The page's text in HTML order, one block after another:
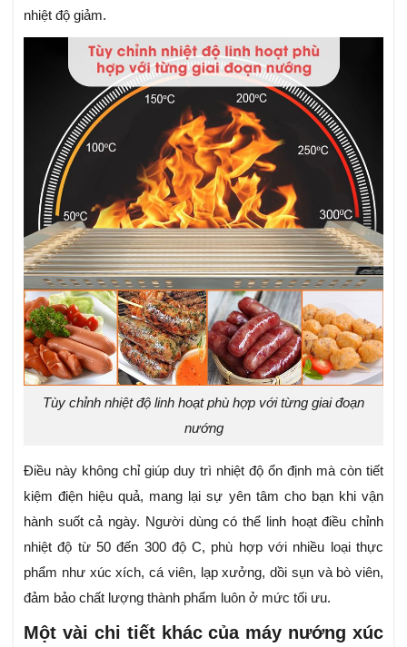
nhiệt độ giảm.
Tùy chỉnh nhiệt độ linh hoạt phù hợp với từng giai đoạn
nướng
Điều này không chỉ giúp duy trì nhiệt độ ổn định mà còn tiết
kiệm điện hiệu quả, mang lại sự yên tâm cho bạn khi vận
hành suốt cả ngày. Người dùng có thể linh hoạt điều chỉnh
nhiệt độ từ 50 đến 300 độ C, phù hợp với nhiều loại thực
phẩm như xúc xích, cá viên, lạp xưởng, dồi sụn và bò viên,
đảm bảo chất lượng thành phẩm luôn ở mức tối ưu.
Một vài chi tiết khác của máy nướng xúc